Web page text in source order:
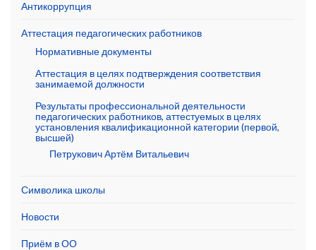
Антикоррупция
Аттестация педагогических работников
Нормативные документы
Аттестация в целях подтверждения соответствия
занимаемой должности
Результаты профессиональной деятельности
педагогических работников, аттестуемых в целях
установления квалификационной категории (первой,
высшей)
Петрукович Артём Витальевич
Символика школы
Новости
Приём в ОО